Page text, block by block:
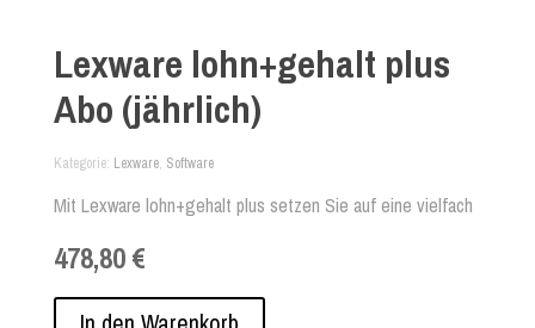
Lexware lohn+gehalt plus
Abo (jährlich)
Kategorie Lexware, Software
Mit Lexware lohn+gehalt plus setzen Sie auf eine vielfach
Mitarbeitern. Doch dieses Lohnprogramm kann noch mehr.
Neben allen Funktionen der Basis-Variante nutzen Sie mit
Lexware lohn+gehalt plus weitere Komfortanwendungen,
478,80 €